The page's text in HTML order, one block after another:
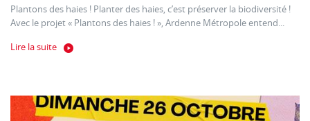
Plantons des haies ! Planter des haies, c’est préserver la biodiversité !
Avec le projet « Plantons des haies ! », Ardenne Métropole entend...
Lire la suite